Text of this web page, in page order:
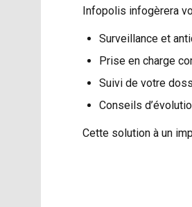
Infopolis infogèrera
Surveillance et
Prise en charge
Suivi de votre
Conseils
Cette solution à un